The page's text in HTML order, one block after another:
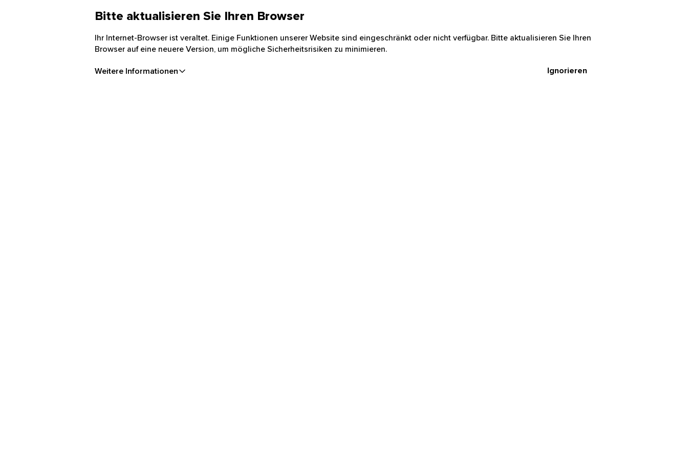
Bitte aktualisieren Sie Ihren Browser
Ihr Internet-Browser ist veraltet. Einige Funktionen unserer Website sind eingeschränkt oder nicht verfügbar. Bitte aktualisieren Sie Ihren
Browser auf eine neuere Version, um mögliche Sicherheitsrisiken zu minimieren.
Weitere Informationen Ignorieren